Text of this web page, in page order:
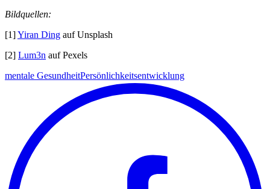
Bildquellen:
[1]Yiran Ding auf Unsplash
[2] Lum3n auf Pexels
mentale GesundheitPersönlichkeitsentwicklung